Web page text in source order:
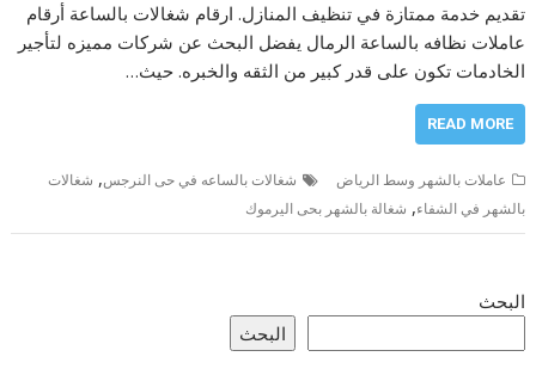
تقديم خدمة ممتازة في تنظيف المنازل. ارقام شغالات بالساعة أرقام
عاملات نظافه بالساعة الرمال يفضل البحث عن شركات مميزه لتأجير
الخادمات تكون على قدر كبير من الثقه والخبره. حيث…
READ MORE
عاملات بالشهر وسط الرياض شغالات بالساعه في حى النرجس, شغالات
بالشهر في الشفاء, شغالة بالشهر بحى اليرموك
البحث
البحث